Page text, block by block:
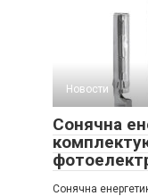
Новости
Сонячна
Сонячна